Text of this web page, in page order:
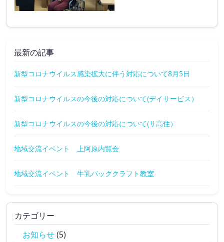
最新の記事
新型コロナウイルス感染拡大に伴う対応について8月5日
新型コロナウイルスの今後の対応について(デイサービス）
新型コロナウイルスの今後の対応について(サ高住）
地域交流イベント 上阿原内覧会
地域交流イベント 牛乳パッククラフト教室
カテゴリー
お知らせ(5)